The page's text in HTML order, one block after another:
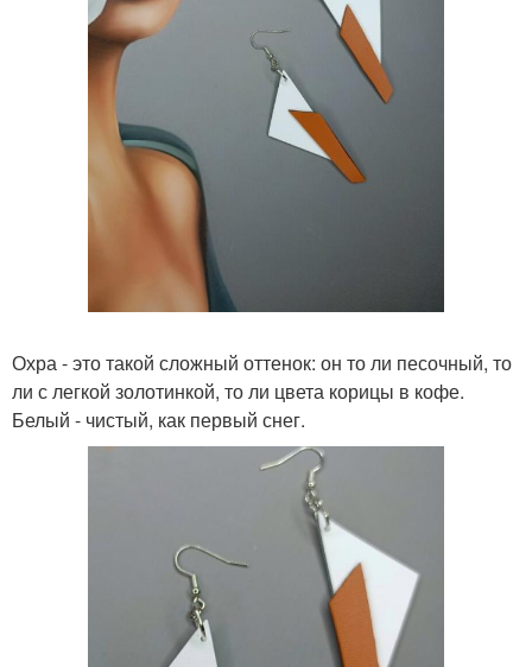
Охра - это такой сложный оттенок: он то ли песочный, то
ли с легкой золотинкой, то ли цвета корицы в кофе.
Белый - чистый, как первый снег.